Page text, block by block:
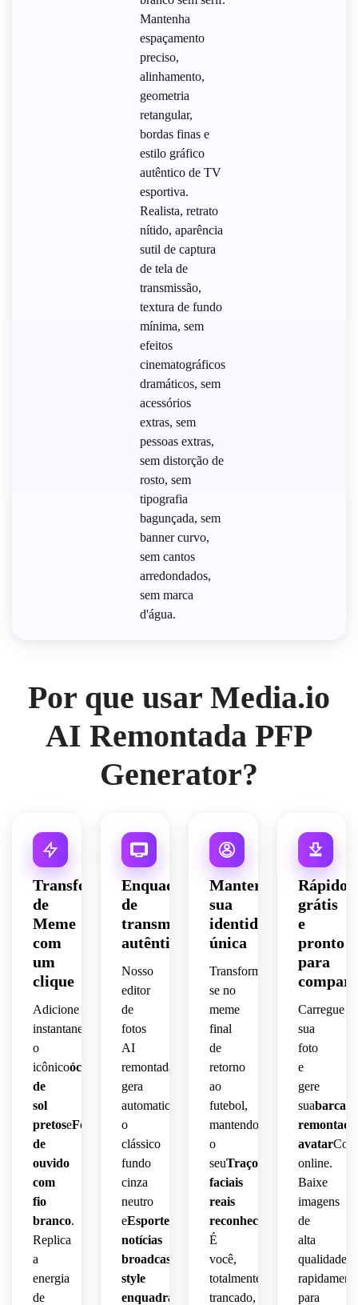
Mantenha
espaçamento
preciso,
alinhamento,
geometria
retangular,
bordas finas e
estilo gráfico
autêntico de TV
esportiva.
Realista, retrato
nítido, aparência
sutil de captura
de tela de
transmissão,
textura de fundo
mínima, sem
efeitos
cinematográficos
dramáticos, sem
acessórios
extras, sem
pessoas extras,
sem distorção de
rosto, sem
tipografia
bagunçada, sem
banner curvo,
sem cantos
arredondados,
sem marca
d'água.
Por que usar Media.io
AI Remontada PFP
Generator?
Transformação
de
Meme
com
um
clique
Adicione
instantaneamente
o
icônicoóculos
de
sol
pretoseFones
de
ouvido
com
fio
branco.
Replica
a
energia
de
Enquadramento
de
transmissão
autêntico
Nosso
editor
de
fotos
AI
remontada
gera
automaticamente
o
clássico
fundo
cinza
neutro
eEsportes
notícias
broadcast-
style
enquadramento
,
Manter
sua
identidade
única
Transforme-
se no
meme
final
de
retorno
ao
futebol,
mantendo
o
seuTraços
faciais
reais
reconhecíveis
É
você,
totalmente
trancado,
Rápido,
grátis
e
pronto
para
Carregue
sua
foto
e
gere
suabarca
remontada
avatar
online.
Baixe
imagens
de
alta
qualidade
para